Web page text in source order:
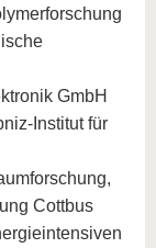
GmbH
Institut für
Cottbus